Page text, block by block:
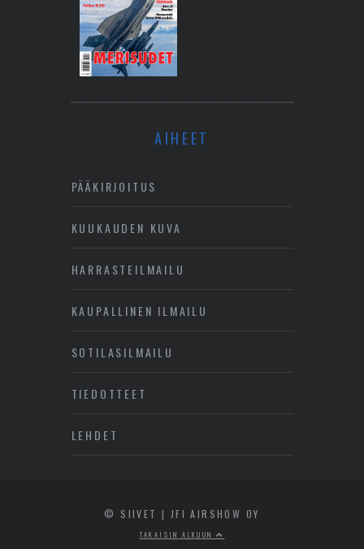
AIHEET
PÄÄKIRJOITUS
KUUKAUDEN KUVA
HARRASTEILMAILU
KAUPALLINEN ILMAILU
SOTILASILMAILU
TIEDOTTEET
LEHDET
© SIIVET | JFI AIRSHOW OY
TAKAISIN ALKUUN